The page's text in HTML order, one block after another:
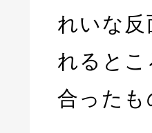
れいな
れると
合った